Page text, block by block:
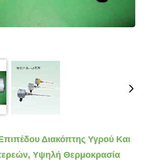
Διακόπτης Υγρού Και
Υψηλή Θερμοκρασία